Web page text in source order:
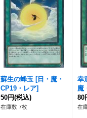
蘇生の蜂玉 [日・魔・
CP19・レア]
50円(税込)
在庫数 7枚
幸
魔
80
在